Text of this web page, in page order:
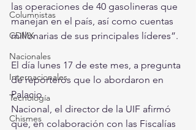
Columnistas
CDMX
Nacionales
Internacionales
Tecnología
Chismes
las operaciones de 40 gasolineras que
manejan en el país, así como cuentas
millonarias de sus principales líderes”.
El día lunes 17 de este mes, a pregunta
de reporteros que lo abordaron en
Palacio
Nacional, el director de la UIF afirmó
que, en colaboración con las Fiscalías